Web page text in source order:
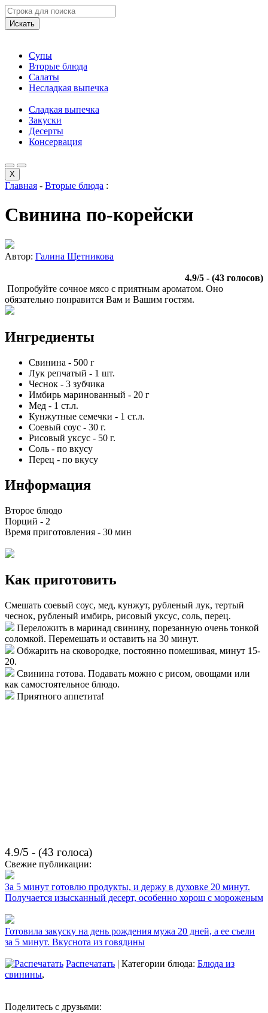
Искать
Супы
Вторые блюда
Салаты
Несладкая выпечка
Сладкая выпечка
Закуски
Десерты
Консервация
X
Главная - Вторые блюда :
Свинина по-корейски
Автор: Галина Щетникова
4.9/5 - (43 голосов)
Попробуйте сочное мясо с приятным ароматом. Оно
обязательно понравится Вам и Вашим гостям.
Ингредиенты
Свинина - 500 г
Лук репчатый - 1 шт.
Чеснок - 3 зубчика
Имбирь маринованный - 20 г
Мед - 1 ст.л.
Кунжутные семечки - 1 ст.л.
Соевый соус - 30 г.
Рисовый уксус - 50 г.
Соль - по вкусу
Перец - по вкусу
Информация
Второе блюдо
Порций - 2
Время приготовления - 30 мин
Как приготовить
Смешать соевый соус, мед, кунжут, рубленый лук, тертый
чеснок, рубленый имбирь, рисовый уксус, соль, перец.
Переложить в маринад свинину, порезанную очень тонкой
соломкой. Перемешать и оставить на 30 минут.
Обжарить на сковородке, постоянно помешивая, минут 15-
20.
Свинина готова. Подавать можно с рисом, овощами или
как самостоятельное блюдо.
Приятного аппетита!
4.9/5 - (43 голоса)
Свежие публикации:
За 5 минут готовлю продукты, и держу в духовке 20 минут.
Получается изысканный десерт, особенно хорош с мороженым
Готовила закуску на день рождения мужа 20 дней, а ее съели
за 5 минут. Вкуснота из говядины
Распечатать | Категории блюда: Блюда из
свинины,
Поделитесь с друзьями: